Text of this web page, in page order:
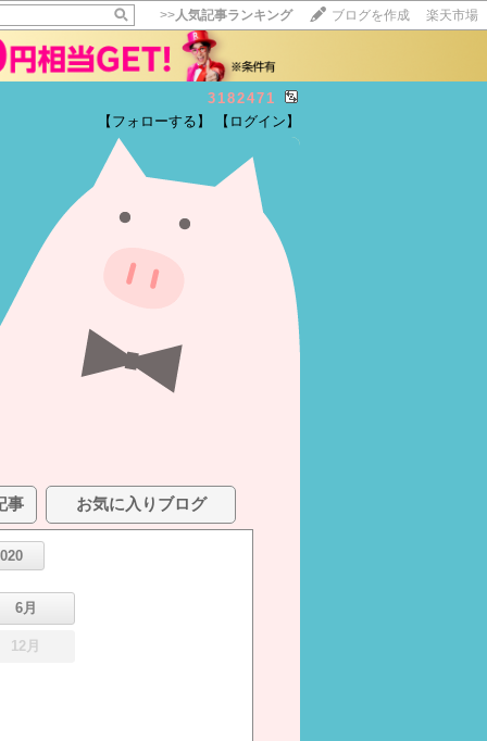
>>人気記事ランキング ブログを作成 楽天市場
3182471
【フォローする】 【ログイン】
事 お気に入りブログ
6月
12月